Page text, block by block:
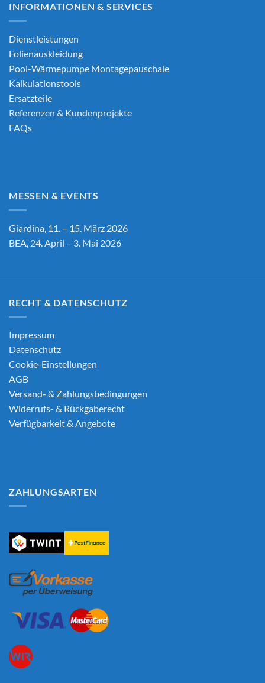
INFORMATIONEN & SERVICES
Dienstleistungen
Folienauskleidung
Pool-Wärmepumpe Montagepauschale
Kalkulationstools
Ersatzteile
Referenzen & Kundenprojekte
FAQs
MESSEN & EVENTS
Giardina, 11. – 15. März 2026
BEA, 24. April – 3. Mai 2026
RECHT & DATENSCHUTZ
Impressum
Datenschutz
Cookie-Einstellungen
AGB
Versand- & Zahlungsbedingungen
Widerrufs- & Rückgaberecht
Verfügbarkeit & Angebote
ZAHLUNGSARTEN